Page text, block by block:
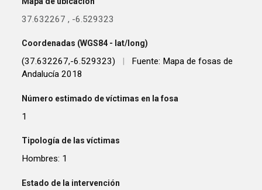
37.632267 , -6.529323
Coordenadas (WGS84 - lat/long)
(37.632267,-6.529323)
Fuente: Mapa de fosas de
Andalucía 2018
Número estimado de víctimas en la fosa
1
Tipología de las víctimas
Hombres: 1
Estado de la intervención